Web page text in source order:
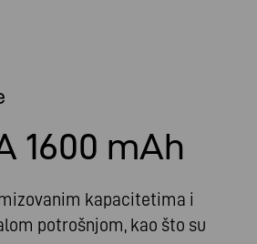
1600 mAh
kapacitetima i
potrošnjom, kao što su